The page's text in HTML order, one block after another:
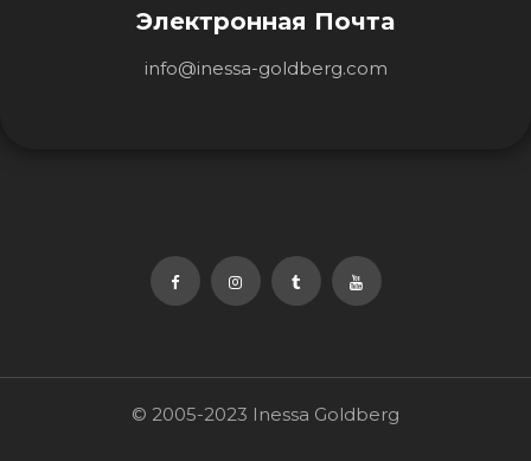
Электронная Почта
info@inessa-goldberg.com
© 2005-2023 Inessa Goldberg